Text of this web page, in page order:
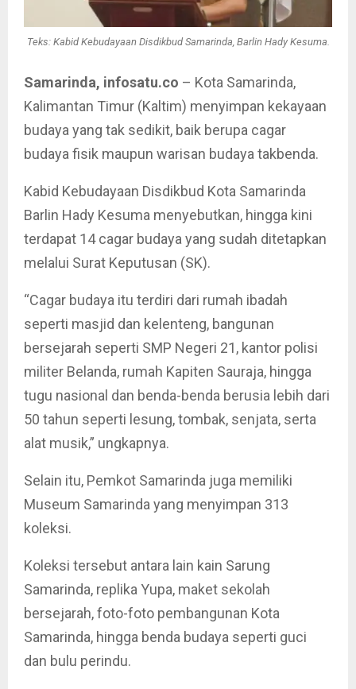
Teks: Kabid Kebudayaan Disdikbud Samarinda, Barlin Hady Kesuma.
Samarinda, infosatu.co – Kota Samarinda,
Kalimantan Timur (Kaltim) menyimpan kekayaan
budaya yang tak sedikit, baik berupa cagar
budaya fisik maupun warisan budaya takbenda.
Kabid Kebudayaan Disdikbud Kota Samarinda
Barlin Hady Kesuma menyebutkan, hingga kini
terdapat 14 cagar budaya yang sudah ditetapkan
melalui Surat Keputusan (SK).
“Cagar budaya itu terdiri dari rumah ibadah
seperti masjid dan kelenteng, bangunan
bersejarah seperti SMP Negeri 21, kantor polisi
militer Belanda, rumah Kapiten Sauraja, hingga
tugu nasional dan benda-benda berusia lebih dari
50 tahun seperti lesung, tombak, senjata, serta
alat musik,” ungkapnya.
Selain itu, Pemkot Samarinda juga memiliki
Museum Samarinda yang menyimpan 313
koleksi.
Koleksi tersebut antara lain kain Sarung
Samarinda, replika Yupa, maket sekolah
bersejarah, foto-foto pembangunan Kota
Samarinda, hingga benda budaya seperti guci
dan bulu perindu.